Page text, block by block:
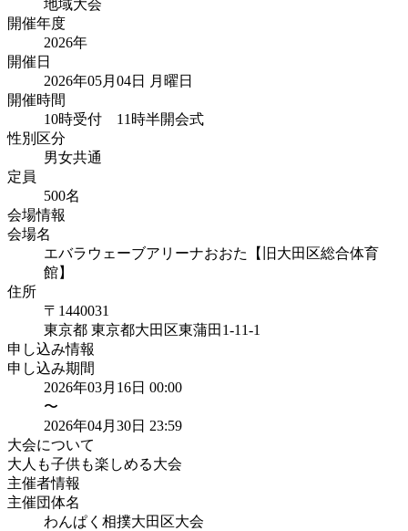
地域大会
開催年度
2026年
開催日
2026年05月04日 月曜日
開催時間
10時受付 11時半開会式
性別区分
男女共通
定員
500名
会場情報
会場名
エバラウェーブアリーナおおた【旧大田区総合体育
館】
住所
〒1440031
東京都 東京都大田区東蒲田 1-11-1
申し込み情報
申し込み期間
2026年03月16日 00:00
〜
2026年04月30日 23:59
大会について
大人も子供も楽しめる大会
主催者情報
主催団体名
わんぱく相撲大田区大会